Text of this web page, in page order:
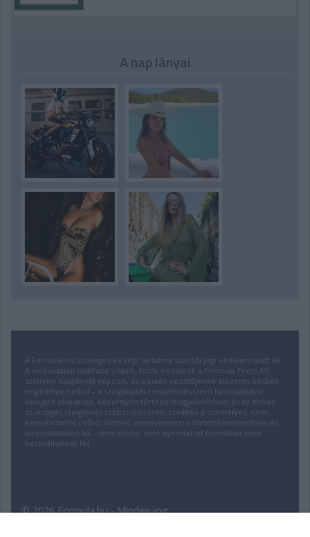
A nap lányai
A Formula.hu szöveges és képi tartalma szerzői jogi védelem alatt áll.
A weboldalon található cikkek, fotók és videók a Formula Press Kft.
szellemi tulajdonát képezik, és a kiadó vezetőjének előzetes írásbeli
engedélye nélkül – a szolgáltatás rendeltetésszerű használatával
velejáró olvasáson, képernyőn történő megjelenítésen és az ehhez
szükséges ideiglenes többszörözésen, továbbá a személyes, nem-
kereskedelmi célból történő merevlemezre történő lementésen és
kinyomtatáson túl - sem online, sem nyomtatott formában nem
használhatóak fel.
© 2026 Formula.hu - Minden jog